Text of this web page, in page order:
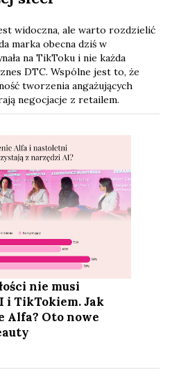
widoczna, ale warto rozdzielić
marka obecna dziś w
na TikToku i nie każda
DTC. Wspólne jest to, że
tworzenia angażujących
negocjacje z retailem.
nie musi
i TikTokiem. Jak
Alfa? Oto nowe